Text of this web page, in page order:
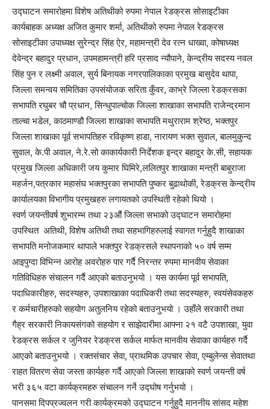
उद्घाटन समारोहमा विशेष अतिथीको रुपमा नेपाल रेडक्रस सोसाइटीका
कार्यबाहक अध्यक्ष अजित कुमार शर्मा, अतिथीको रुपमा नेपाल रेडक्रस
सोसाइटीका उपाध्यक्ष सुरेन्द्र सिंह ऐर, महामन्त्री देव रत्न धाख्वा, कोषाध्यक्ष
देवेन्द्र बहादुर प्रधान, उपमहामन्त्री हरि प्रसाद न्यौपाने, केन्द्रीय सदस्य नवल
सिंह पुन र लक्ष्मी अवाल, सुर्य बिनायक नगरपालिकाका प्रमुख बासुदेव थापा,
जिल्ला समन्वय समितिका उपसंयोजक सरिता कुँवर, काभ्रे जिल्ला रेडक्रसका
सभापति रघुबर चौ प्रधान, सिन्धुपाल्चोक जिल्ला शाखाका सभापति राजेन्द्रमान
ताल्चा भडेल, काठमाण्डौ जिल्ला शाखाका सभापति मथुराराम श्रेष्ठ, भक्तपुर
जिल्ला शाखाका पूर्व सभापतिहरु रविकृष्ण हाडा, नारायण भक्त सुवाल, बालमुकुन्द
सुवाल, के.पी अवाल, ने.रे.सो काकार्यकारी निर्देशक इन्द्र बहादुर के.सी, सहायक
प्रमुख जिल्ला अधिकारी जय कुमार घिमिरे,ललितपुर शाखाका मन्त्री बाबुराजा
महर्जन,पत्रकार महासंघ भक्तपुरका सभापति पुष्कर बुढाथोकी, रेडक्रस केन्द्रीय
कार्यालयका विभागीय प्रमुखहरु लगायतको उपस्थिती रहेको थियो ।
स्वर्ण जयन्तीवर्ष शुभारम्भ तथा २३औं जिल्ला सभाको उद्घाटन समारोहमा
उपस्थित अतिथी, विशेष अतिथी तथा सहभागिहरुलाई स्वागत गर्नुहुदै शाखाका
सभापति मनोजकमार थापाले भक्तपुर रेडक्रसले स्थापनाको ५० वर्ष सम्म
आइपुग्दा विभिन्न आरोह अवरोहरु पार गर्दै निरन्तर रुपमा मानवीय सेवाका
गतिविधिहरु संचालन गर्दै आएको बताउनुभयो । यस कार्यमा पूर्व सभापति,
पदाधिकारीहरु, सदस्यहरु, उपशाखाका पदाधिकरी तथा सदस्यहरु, स्वयंसेवकहरु
र कर्मचारीहरुको सहयोग अतुलनिय रहेको बताउनुभयो । उहाँले सरकारी तथा
गैह्र सरकारी निकायसंगको सहयोग र साझेदारीमा आफ्ना २१ वटै उपशाखा, युवा
रेडक्रस सर्कल र जुनियर रेडक्रस सर्कल मार्फत मानवीय सेवाका कार्यहरु गर्दै
आएको बताउनुभयो । रक्तसंचार सेवा, प्राथमिक उपचार सेवा, एम्बुलेन्स सेवातथा
राहत वितरण सेवा जस्ता कार्यहरु गर्दै आएको जिल्ला शाखाको स्वर्ण जयन्ती वर्ष
भरी ३६५ वटा कार्यक्रमहरु संचालन गर्ने उद्घोष गर्नुभयो ।
पानसमा दिपप्रज्वलन गरी कार्यक्रमको उद्घाटन गर्नुहुदै माननीय सांसद महेश